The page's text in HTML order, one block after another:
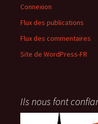
Connexion
Flux des publications
Flux des commentaires
Site de WordPress-FR
Ils nous font